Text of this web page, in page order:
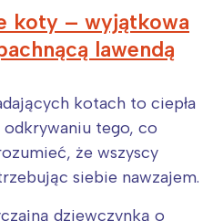
koty – wyjątkowa
lawendą
kotach to ciepła
tego, co
że wszyscy
siebie nawzajem.
dziewczynką o